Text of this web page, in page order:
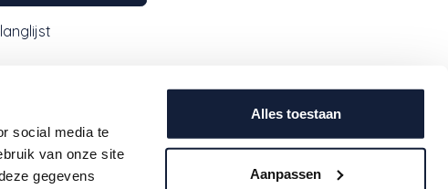
social media te
van onze site
gegevens
Alles toestaan
Aanpassen
x 7,3 cm